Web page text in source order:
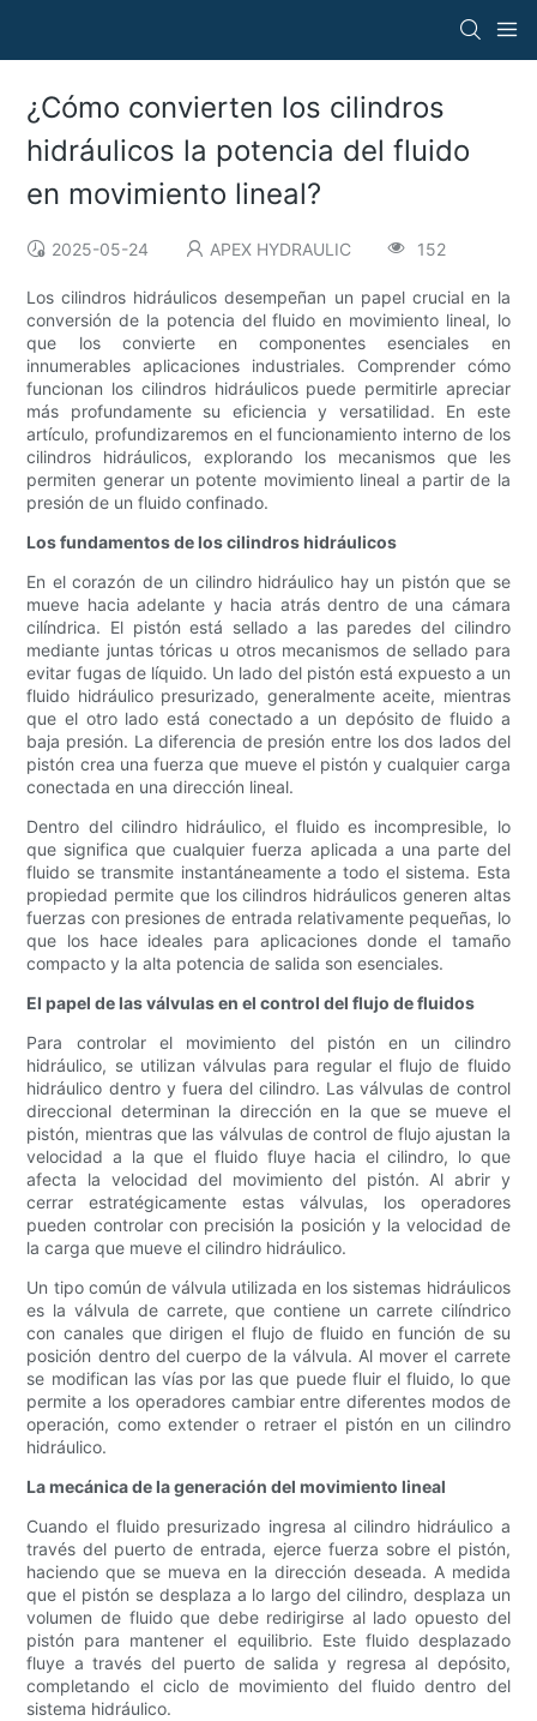
¿Cómo convierten los cilindros
hidráulicos la potencia del fluido
en movimiento lineal?
2025-05-24 APEX HYDRAULIC 152
Los cilindros hidráulicos desempeñan un papel crucial en la
conversión de la potencia del fluido en movimiento lineal, lo
que los convierte en componentes esenciales en
innumerables aplicaciones industriales. Comprender cómo
funcionan los cilindros hidráulicos puede permitirle apreciar
más profundamente su eficiencia y versatilidad. En este
artículo, profundizaremos en el funcionamiento interno de los
cilindros hidráulicos, explorando los mecanismos que les
permiten generar un potente movimiento lineal a partir de la
presión de un fluido confinado.
Los fundamentos de los cilindros hidráulicos
En el corazón de un cilindro hidráulico hay un pistón que se
mueve hacia adelante y hacia atrás dentro de una cámara
cilíndrica. El pistón está sellado a las paredes del cilindro
mediante juntas tóricas u otros mecanismos de sellado para
evitar fugas de líquido. Un lado del pistón está expuesto a un
fluido hidráulico presurizado, generalmente aceite, mientras
que el otro lado está conectado a un depósito de fluido a
baja presión. La diferencia de presión entre los dos lados del
pistón crea una fuerza que mueve el pistón y cualquier carga
conectada en una dirección lineal.
Dentro del cilindro hidráulico, el fluido es incompresible, lo
que significa que cualquier fuerza aplicada a una parte del
fluido se transmite instantáneamente a todo el sistema. Esta
propiedad permite que los cilindros hidráulicos generen altas
fuerzas con presiones de entrada relativamente pequeñas, lo
que los hace ideales para aplicaciones donde el tamaño
compacto y la alta potencia de salida son esenciales.
El papel de las válvulas en el control del flujo de fluidos
Para controlar el movimiento del pistón en un cilindro
hidráulico, se utilizan válvulas para regular el flujo de fluido
hidráulico dentro y fuera del cilindro. Las válvulas de control
direccional determinan la dirección en la que se mueve el
pistón, mientras que las válvulas de control de flujo ajustan la
velocidad a la que el fluido fluye hacia el cilindro, lo que
afecta la velocidad del movimiento del pistón. Al abrir y
cerrar estratégicamente estas válvulas, los operadores
pueden controlar con precisión la posición y la velocidad de
la carga que mueve el cilindro hidráulico.
Un tipo común de válvula utilizada en los sistemas hidráulicos
es la válvula de carrete, que contiene un carrete cilíndrico
con canales que dirigen el flujo de fluido en función de su
posición dentro del cuerpo de la válvula. Al mover el carrete
se modifican las vías por las que puede fluir el fluido, lo que
permite a los operadores cambiar entre diferentes modos de
operación, como extender o retraer el pistón en un cilindro
hidráulico.
La mecánica de la generación del movimiento lineal
Cuando el fluido presurizado ingresa al cilindro hidráulico a
través del puerto de entrada, ejerce fuerza sobre el pistón,
haciendo que se mueva en la dirección deseada. A medida
que el pistón se desplaza a lo largo del cilindro, desplaza un
volumen de fluido que debe redirigirse al lado opuesto del
pistón para mantener el equilibrio. Este fluido desplazado
fluye a través del puerto de salida y regresa al depósito,
completando el ciclo de movimiento del fluido dentro del
sistema hidráulico.